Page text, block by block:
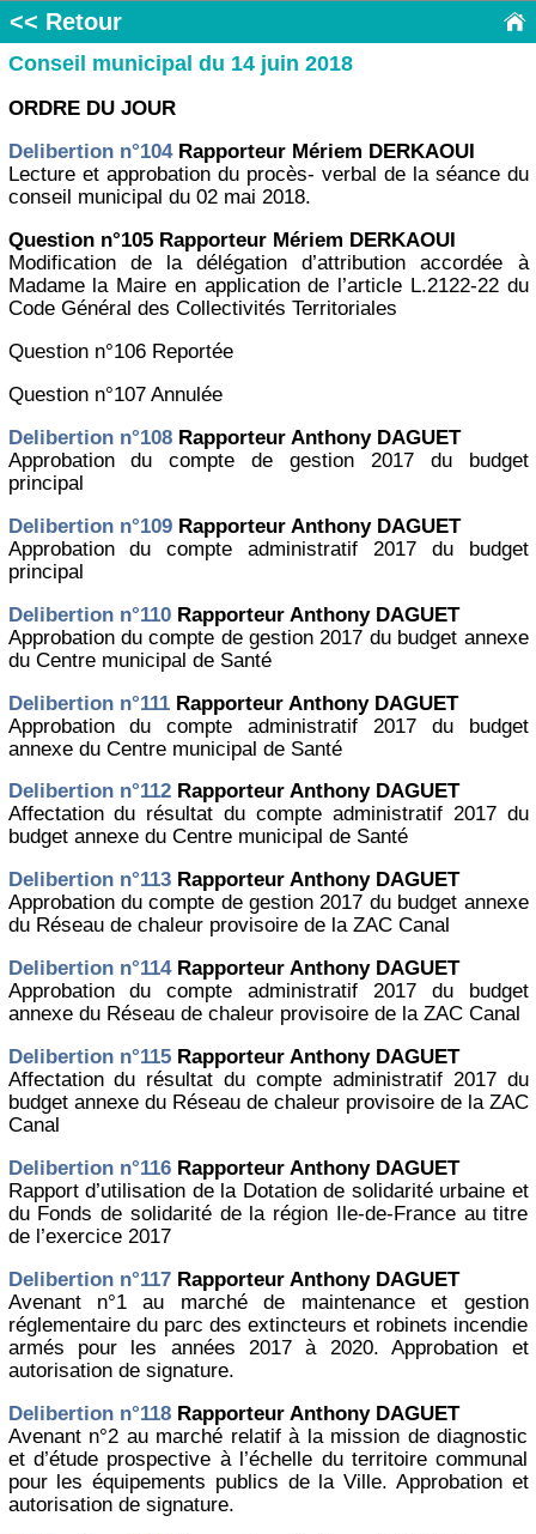
<< Retour
Conseil municipal du 14 juin 2018
ORDRE DU JOUR
Delibertion n°104Rapporteur Mériem DERKAOUI
Lecture et approbation du procès- verbal de la séance du
conseil municipal du 02 mai 2018.
Question n°105 Rapporteur Mériem DERKAOUI
Modification de la délégation d’attribution accordée à
Madame la Maire en application de l’article L.2122-22 du
Code Général des Collectivités Territoriales
Question n°106 Reportée
Question n°107 Annulée
Delibertion n°108Rapporteur Anthony DAGUET
Approbation du compte de gestion 2017 du budget
principal
Delibertion n°109Rapporteur Anthony DAGUET
Approbation du compte administratif 2017 du budget
principal
Delibertion n°110Rapporteur Anthony DAGUET
Approbation du compte de gestion 2017 du budget annexe
du Centre municipal de Santé
Delibertion n°111Rapporteur Anthony DAGUET
Approbation du compte administratif 2017 du budget
annexe du Centre municipal de Santé
Delibertion n°112Rapporteur Anthony DAGUET
Affectation du résultat du compte administratif 2017 du
budget annexe du Centre municipal de Santé
Delibertion n°113Rapporteur Anthony DAGUET
Approbation du compte de gestion 2017 du budget annexe
du Réseau de chaleur provisoire de la ZAC Canal
Delibertion n°114Rapporteur Anthony DAGUET
Approbation du compte administratif 2017 du budget
annexe du Réseau de chaleur provisoire de la ZAC Canal
Delibertion n°115Rapporteur Anthony DAGUET
Affectation du résultat du compte administratif 2017 du
budget annexe du Réseau de chaleur provisoire de la ZAC
Canal
Delibertion n°116Rapporteur Anthony DAGUET
Rapport d’utilisation de la Dotation de solidarité urbaine et
du Fonds de solidarité de la région Ile-de-France au titre
de l’exercice 2017
Delibertion n°117Rapporteur Anthony DAGUET
Avenant n°1 au marché de maintenance et gestion
réglementaire du parc des extincteurs et robinets incendie
armés pour les années 2017 à 2020. Approbation et
autorisation de signature.
Delibertion n°118Rapporteur Anthony DAGUET
Avenant n°2 au marché relatif à la mission de diagnostic
et d’étude prospective à l’échelle du territoire communal
pour les équipements publics de la Ville. Approbation et
autorisation de signature.